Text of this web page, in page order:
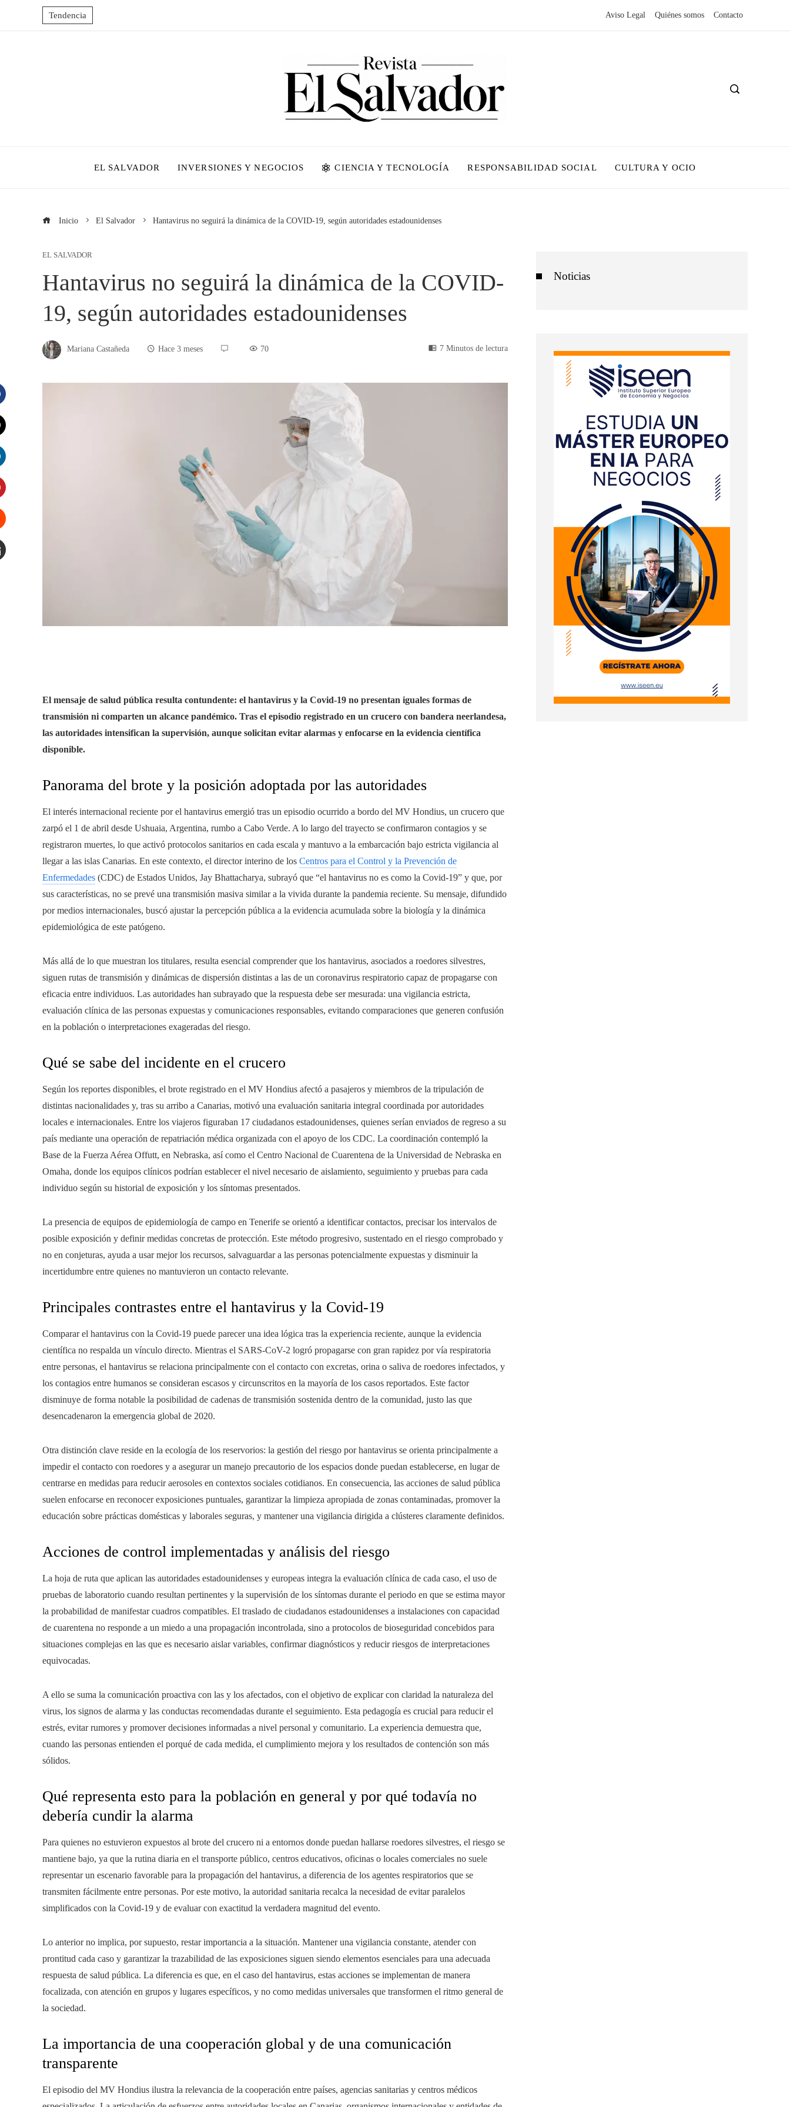
Tendencia Aviso Legal Quiénes somos Contacto
EL SALVADOR INVERSIONES Y NEGOCIOS CIENCIA Y TECNOLOGÍA RESPONSABILIDAD SOCIAL CULTURA Y OCIO
Inicio El Salvador Hantavirus no seguirá la dinámica de la COVID-19, según autoridades estadounidenses
EL SALVADOR
Hantavirus no seguirá la dinámica de la COVID-
19, según autoridades estadounidenses
Mariana Castañeda Hace 3 meses 70 7 Minutos de lectura
El mensaje de salud pública resulta contundente: el hantavirus y la Covid-19 no presentan iguales formas de
transmisión ni comparten un alcance pandémico. Tras el episodio registrado en un crucero con bandera neerlandesa,
las autoridades intensifican la supervisión, aunque solicitan evitar alarmas y enfocarse en la evidencia científica
disponible.
Panorama del brote y la posición adoptada por las autoridades
El interés internacional reciente por el hantavirus emergió tras un episodio ocurrido a bordo del MV Hondius, un crucero que
zarpó el 1 de abril desde Ushuaia, Argentina, rumbo a Cabo Verde. A lo largo del trayecto se confirmaron contagios y se
registraron muertes, lo que activó protocolos sanitarios en cada escala y mantuvo a la embarcación bajo estricta vigilancia al
llegar a las islas Canarias. En este contexto, el director interino de los Centros para el Control y la Prevención de
Enfermedades (CDC) de Estados Unidos, Jay Bhattacharya, subrayó que “el hantavirus no es como la Covid-19” y que, por
sus características, no se prevé una transmisión masiva similar a la vivida durante la pandemia reciente. Su mensaje, difundido
por medios internacionales, buscó ajustar la percepción pública a la evidencia acumulada sobre la biología y la dinámica
epidemiológica de este patógeno.
Más allá de lo que muestran los titulares, resulta esencial comprender que los hantavirus, asociados a roedores silvestres,
siguen rutas de transmisión y dinámicas de dispersión distintas a las de un coronavirus respiratorio capaz de propagarse con
eficacia entre individuos. Las autoridades han subrayado que la respuesta debe ser mesurada: una vigilancia estricta,
evaluación clínica de las personas expuestas y comunicaciones responsables, evitando comparaciones que generen confusión
en la población o interpretaciones exageradas del riesgo.
Qué se sabe del incidente en el crucero
Según los reportes disponibles, el brote registrado en el MV Hondius afectó a pasajeros y miembros de la tripulación de
distintas nacionalidades y, tras su arribo a Canarias, motivó una evaluación sanitaria integral coordinada por autoridades
locales e internacionales. Entre los viajeros figuraban 17 ciudadanos estadounidenses, quienes serían enviados de regreso a su
país mediante una operación de repatriación médica organizada con el apoyo de los CDC. La coordinación contempló la
Base de la Fuerza Aérea Offutt, en Nebraska, así como el Centro Nacional de Cuarentena de la Universidad de Nebraska en
Omaha, donde los equipos clínicos podrían establecer el nivel necesario de aislamiento, seguimiento y pruebas para cada
individuo según su historial de exposición y los síntomas presentados.
La presencia de equipos de epidemiología de campo en Tenerife se orientó a identificar contactos, precisar los intervalos de
posible exposición y definir medidas concretas de protección. Este método progresivo, sustentado en el riesgo comprobado y
no en conjeturas, ayuda a usar mejor los recursos, salvaguardar a las personas potencialmente expuestas y disminuir la
incertidumbre entre quienes no mantuvieron un contacto relevante.
Principales contrastes entre el hantavirus y la Covid-19
Comparar el hantavirus con la Covid-19 puede parecer una idea lógica tras la experiencia reciente, aunque la evidencia
científica no respalda un vínculo directo. Mientras el SARS-CoV-2 logró propagarse con gran rapidez por vía respiratoria
entre personas, el hantavirus se relaciona principalmente con el contacto con excretas, orina o saliva de roedores infectados, y
los contagios entre humanos se consideran escasos y circunscritos en la mayoría de los casos reportados. Este factor
disminuye de forma notable la posibilidad de cadenas de transmisión sostenida dentro de la comunidad, justo las que
desencadenaron la emergencia global de 2020.
Otra distinción clave reside en la ecología de los reservorios: la gestión del riesgo por hantavirus se orienta principalmente a
impedir el contacto con roedores y a asegurar un manejo precautorio de los espacios donde puedan establecerse, en lugar de
centrarse en medidas para reducir aerosoles en contextos sociales cotidianos. En consecuencia, las acciones de salud pública
suelen enfocarse en reconocer exposiciones puntuales, garantizar la limpieza apropiada de zonas contaminadas, promover la
educación sobre prácticas domésticas y laborales seguras, y mantener una vigilancia dirigida a clústeres claramente definidos.
Acciones de control implementadas y análisis del riesgo
La hoja de ruta que aplican las autoridades estadounidenses y europeas integra la evaluación clínica de cada caso, el uso de
pruebas de laboratorio cuando resultan pertinentes y la supervisión de los síntomas durante el periodo en que se estima mayor
la probabilidad de manifestar cuadros compatibles. El traslado de ciudadanos estadounidenses a instalaciones con capacidad
de cuarentena no responde a un miedo a una propagación incontrolada, sino a protocolos de bioseguridad concebidos para
situaciones complejas en las que es necesario aislar variables, confirmar diagnósticos y reducir riesgos de interpretaciones
equivocadas.
A ello se suma la comunicación proactiva con las y los afectados, con el objetivo de explicar con claridad la naturaleza del
virus, los signos de alarma y las conductas recomendadas durante el seguimiento. Esta pedagogía es crucial para reducir el
estrés, evitar rumores y promover decisiones informadas a nivel personal y comunitario. La experiencia demuestra que,
cuando las personas entienden el porqué de cada medida, el cumplimiento mejora y los resultados de contención son más
sólidos.
Qué representa esto para la población en general y por qué todavía no
debería cundir la alarma
Para quienes no estuvieron expuestos al brote del crucero ni a entornos donde puedan hallarse roedores silvestres, el riesgo se
mantiene bajo, ya que la rutina diaria en el transporte público, centros educativos, oficinas o locales comerciales no suele
representar un escenario favorable para la propagación del hantavirus, a diferencia de los agentes respiratorios que se
transmiten fácilmente entre personas. Por este motivo, la autoridad sanitaria recalca la necesidad de evitar paralelos
simplificados con la Covid-19 y de evaluar con exactitud la verdadera magnitud del evento.
Lo anterior no implica, por supuesto, restar importancia a la situación. Mantener una vigilancia constante, atender con
prontitud cada caso y garantizar la trazabilidad de las exposiciones siguen siendo elementos esenciales para una adecuada
respuesta de salud pública. La diferencia es que, en el caso del hantavirus, estas acciones se implementan de manera
focalizada, con atención en grupos y lugares específicos, y no como medidas universales que transformen el ritmo general de
la sociedad.
La importancia de una cooperación global y de una comunicación
transparente
El episodio del MV Hondius ilustra la relevancia de la cooperación entre países, agencias sanitarias y centros médicos
Noticias